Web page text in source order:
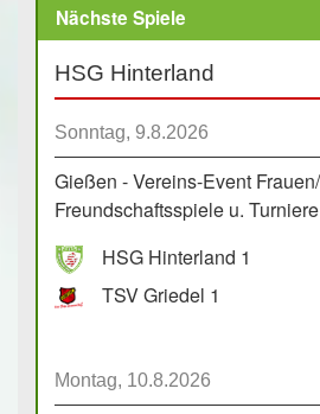
Nächste Spiele
HSG Hinterland
Sonntag, 9.8.2026
Gießen - Vereins-Event
Freundschaftsspiele u.
HSG Hinterland 1
TSV Griedel 1
Montag, 10.8.2026